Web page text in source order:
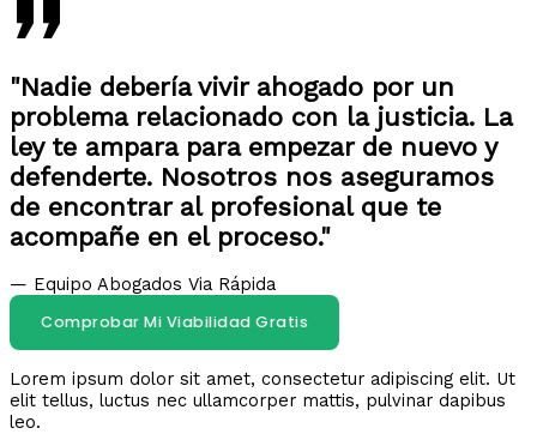
"Nadie debería vivir ahogado por un
problema relacionado con la justicia. La
ley te ampara para empezar de nuevo y
defenderte. Nosotros nos aseguramos
de encontrar al profesional que te
acompañe en el proceso."
— Equipo Abogados Via Rápida
Comprobar Mi Viabilidad Gratis
Lorem ipsum dolor sit amet, consectetur adipiscing elit. Ut
elit tellus, luctus nec ullamcorper mattis, pulvinar dapibus
leo.